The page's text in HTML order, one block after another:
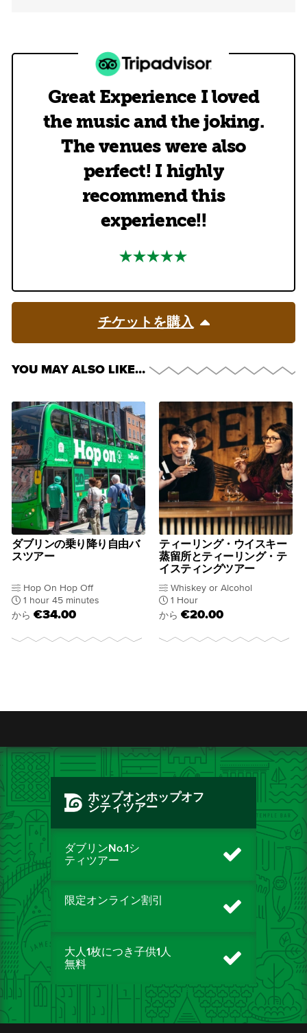
Great Experience I loved
the music and the joking.
The venues were also
perfect! I highly
recommend this
experience!!
チケットを購入
YOU MAY ALSO LIKE…
ダブリンの乗り降り自由バ
スツアー
Hop On Hop Off
1 hour 45 minutes
から €34.00
ティーリング・ウイスキー
蒸留所とティーリング・テ
イスティングツアー
Whiskey or Alcohol
1 Hour
から €20.00
ホップオンホップオフ
シティツアー
ダブリンNo.1シ
ティツアー
限定オンライン割引
大人1枚につき子供1人
無料